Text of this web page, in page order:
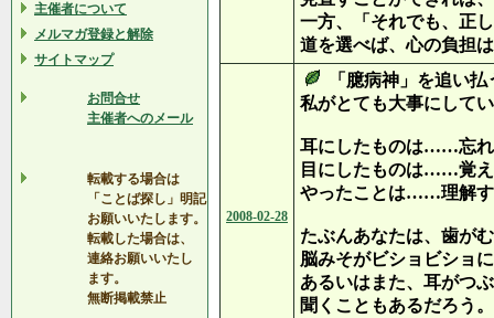
主催者について
メルマガ登録と解除
サイトマップ
お問合せ
主催者へのメール
転載する場合は
「ことば探し」明記
お願いいたします。
転載した場合は、
連絡お願いいたし
ます。
無断掲載禁止
一方、「それでも、正
道を選べば、心の負担
2008-02-28
「臆病神」を追い払
私がとても大事にして
耳にしたものは……忘
目にしたものは……覚
やったことは……理解
たぶんあなたは、歯が
脳みそがビショビショ
あるいはまた、耳がつ
聞くこともあるだろう。